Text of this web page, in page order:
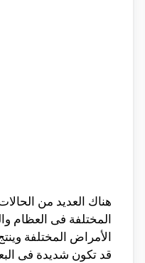
هناك العديد من
المختلفة فى العظام
الأمراض المختلفة
قد تكون شديدة فى